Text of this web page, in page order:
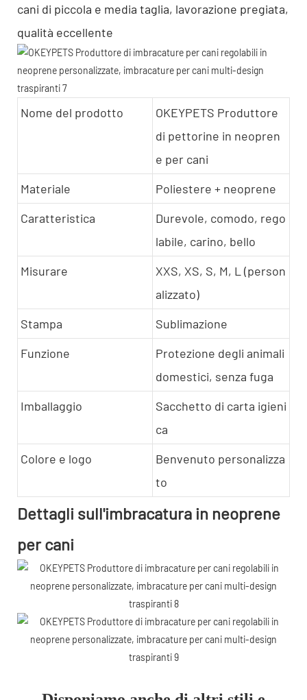
cani di piccola e media taglia, lavorazione pregiata,
qualità eccellente
Nome del prodotto
OKEYPETS Produttore
di pettorine in neopren
e per cani
Materiale
Poliestere + neoprene
Caratteristica
Durevole, comodo, rego
labile, carino, bello
Misurare
XXS, XS, S, M, L (person
alizzato)
Stampa
Sublimazione
Funzione
Protezione degli animali
domestici, senza fuga
Imballaggio
Sacchetto di carta igieni
ca
Colore e logo
Benvenuto personalizza
to
Dettagli sull'imbracatura in neoprene
per cani